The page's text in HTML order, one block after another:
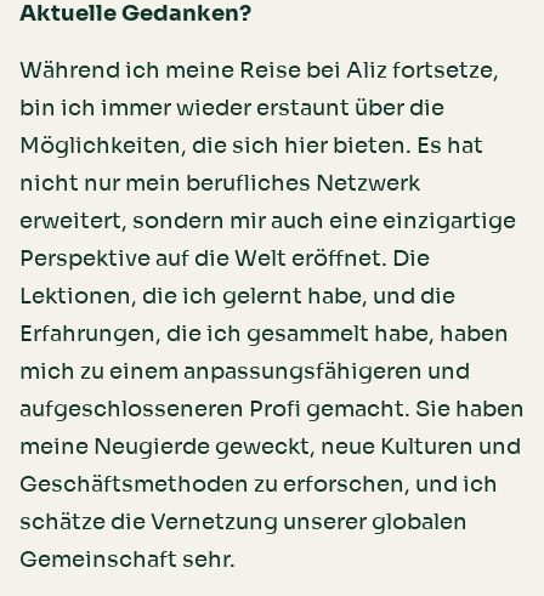
Aktuelle Gedanken?
Während ich meine Reise bei Aliz fortsetze,
bin ich immer wieder erstaunt über die
Möglichkeiten, die sich hier bieten. Es hat
nicht nur mein berufliches Netzwerk
erweitert, sondern mir auch eine einzigartige
Perspektive auf die Welt eröffnet. Die
Lektionen, die ich gelernt habe, und die
Erfahrungen, die ich gesammelt habe, haben
mich zu einem anpassungsfähigeren und
aufgeschlosseneren Profi gemacht. Sie haben
meine Neugierde geweckt, neue Kulturen und
Geschäftsmethoden zu erforschen, und ich
schätze die Vernetzung unserer globalen
Gemeinschaft sehr.